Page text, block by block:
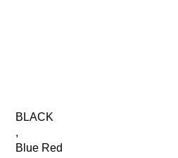
BLACK
,
Blue Red